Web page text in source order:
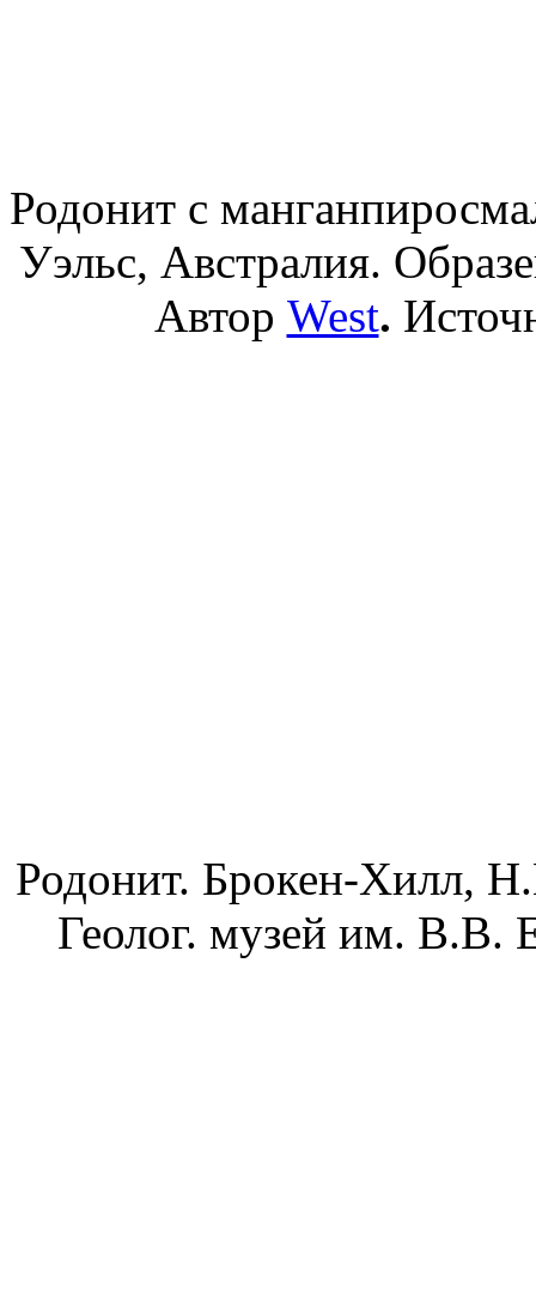
Родонит с
Уэльс, Австралия.
Автор West.
Родонит. Брокен-Хилл,
Геолог. музей им.